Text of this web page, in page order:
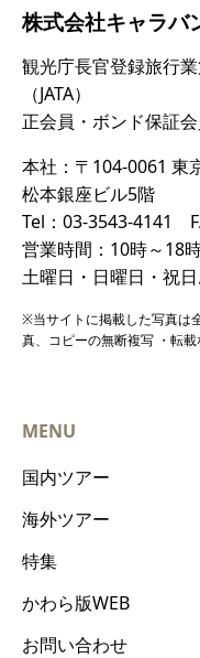
株式会社キャラバ
観光庁長官登録旅行
（JATA）
正会員・ボンド保証
本社：〒104-0061 東
松本銀座ビル5階
Tel：03-3543-4141
営業時間：10時～18
土曜日・日曜日・祝
※当サイトに掲載した写真は
真、コピーの無断複写 ・転載
MENU
国内ツアー
海外ツアー
特集
かわら版WEB
お問い合わせ